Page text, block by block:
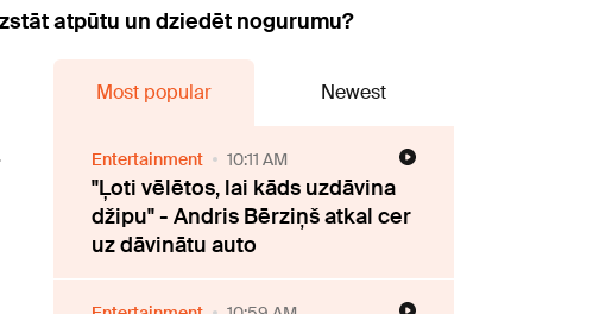
atpūtu un dziedēt nogurumu?
Most popular Newest
Entertainment 10:11 AM
"Ļoti vēlētos, lai kāds uzdāvina
džipu" - Andris Bērziņš atkal cer
uz dāvinātu auto